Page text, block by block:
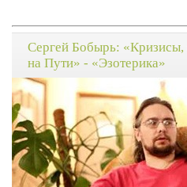
Сергей Бобырь:
на Пути» - «Эзотерика»